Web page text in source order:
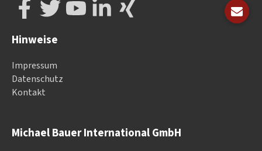
Michael Bauer International GmbH
Hinweise
Impressum
Datenschutz
Kontakt